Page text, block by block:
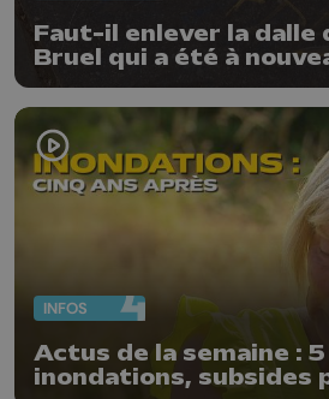
Faut-il enlever la dalle
Bruel qui a été à
"Nos ouvriers sont en
INFOS
Actus de la semaine :
inondations, subsides